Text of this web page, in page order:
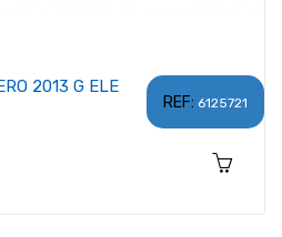
REF: 6125721
2013 G ELE